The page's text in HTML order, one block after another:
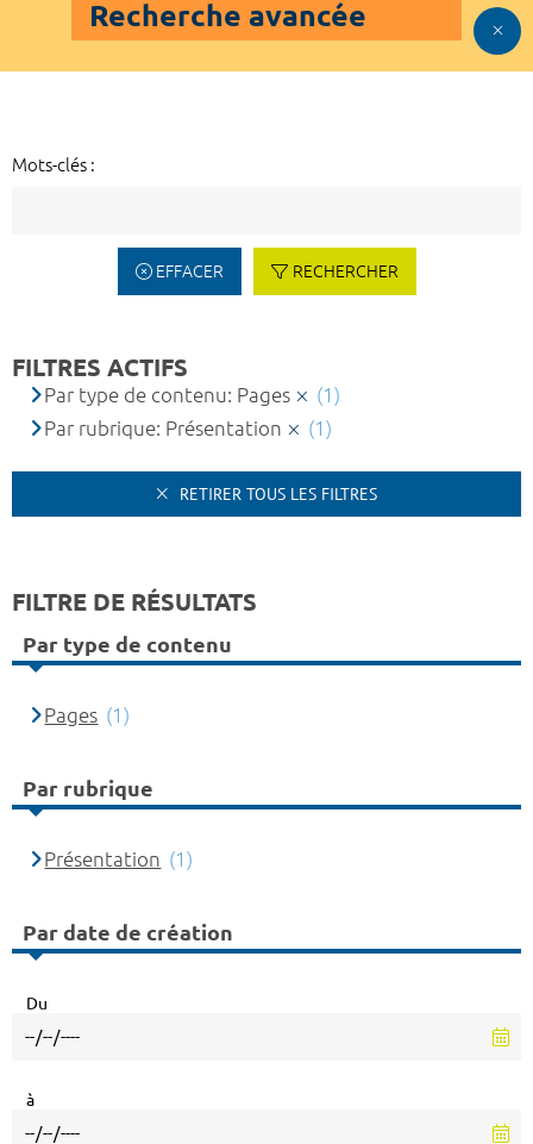
Recherche avancée
Mots-clés :
EFFACER RECHERCHER
FILTRES ACTIFS
Par type de contenu: Pages
(1)
Par rubrique: Présentation
(1)
RETIRER TOUS LES FILTRES
FILTRE DE RÉSULTATS
Par type de contenu
Pages (1)
Par rubrique
Présentation (1)
Par date de création
Du
à